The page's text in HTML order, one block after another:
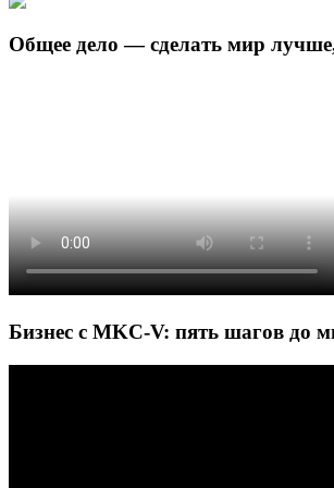
Общее дело — сделать мир
Бизнес с MKC-V: пять шагов до